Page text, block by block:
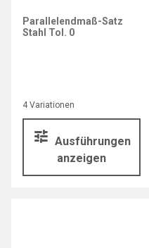
4 Variationen
Ausführungen
anzeigen
Parallelendmaß-Satz
Stahl Tol. 0